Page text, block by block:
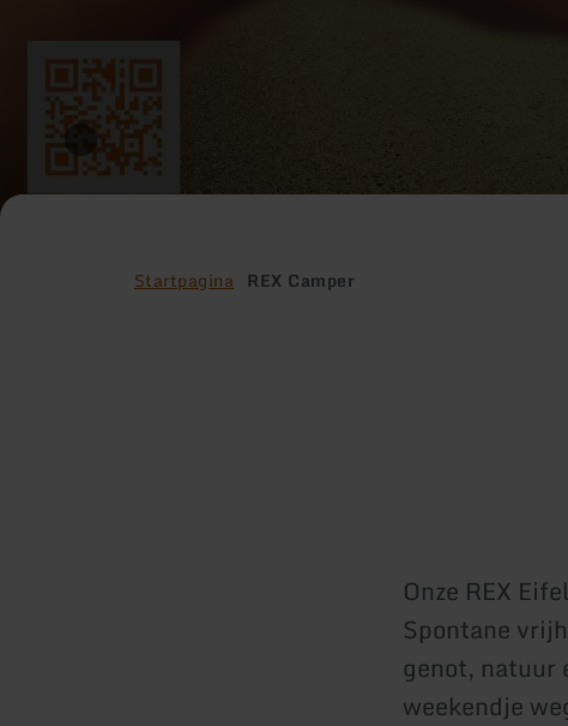
Startpagina REX Camper
Onze REX
Spontane
genot, natuur
weekendje